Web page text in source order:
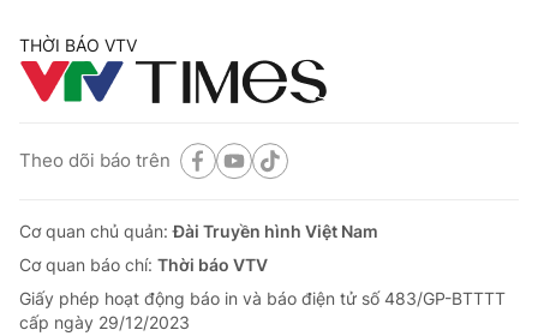
THỜI BÁO VTV
Theo dõi báo trên
Cơ quan chủ quản:Đài Truyền hình Việt Nam
Cơ quan báo chí: Thời báo VTV
Giấy phép hoạt động báo in và báo điện tử số 483/GP-BTTTT
cấp ngày 29/12/2023